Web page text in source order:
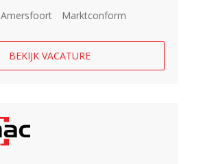
Amersfoort Marktconform
BEKIJK VACATURE